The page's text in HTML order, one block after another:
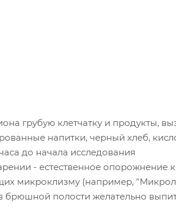
грубую клетчатку и продукты,
напитки, черный хлеб,
до начала исследования
- естественное опорожнение
микроклизму (например,
полости желательно